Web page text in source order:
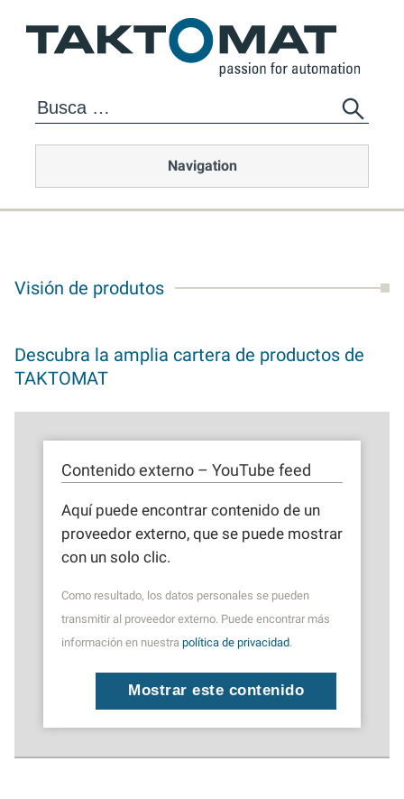
Navigation
Visión de produtos
Descubra la amplia cartera de productos de
TAKTOMAT
Contenido externo – YouTube feed
Aquí puede encontrar contenido de un
proveedor externo, que se puede mostrar
con un solo clic.
Como resultado, los datos personales se pueden
transmitir al proveedor externo. Puede encontrar más
información en nuestra política de privacidad.
Mostrar este contenido